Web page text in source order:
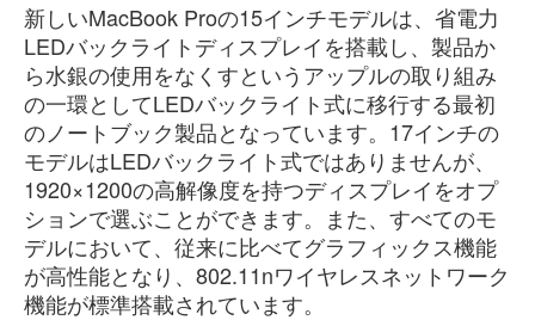
新しいMacBook Proの15インチモデルは、省電力
LEDバックライトディスプレイを搭載し、製品か
ら水銀の使用をなくすというアップルの取り組み
の一環としてLEDバックライト式に移行する最初
のノートブック製品となっています。17インチの
モデルはLEDバックライト式ではありませんが、
1920×1200の高解像度を持つディスプレイをオプ
ションで選ぶことができます。また、すべてのモ
デルにおいて、従来に比べてグラフィックス機能
が高性能となり、802.11nワイヤレスネットワーク
機能が標準搭載されています。